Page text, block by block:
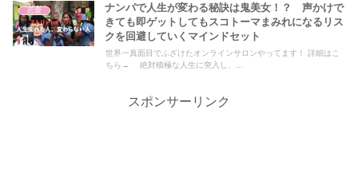
恋愛
ナンパで人生が変わる秘訣は鬼美女！？ 声かけで
きても即ゲットしてもスコトーマまみれになるリス
クを回避していくマインドセット
世界一真面目でふざけたオンラインサロンやってます！ 詳細はこ
ちら→ 絶対積極な人生に突入し、...
スポンサーリンク